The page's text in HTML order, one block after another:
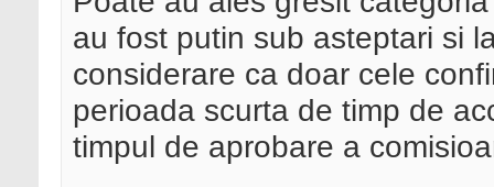
au fost putin sub asteptari si
considerare ca doar cele
perioada scurta de timp de
timpul de aprobare a